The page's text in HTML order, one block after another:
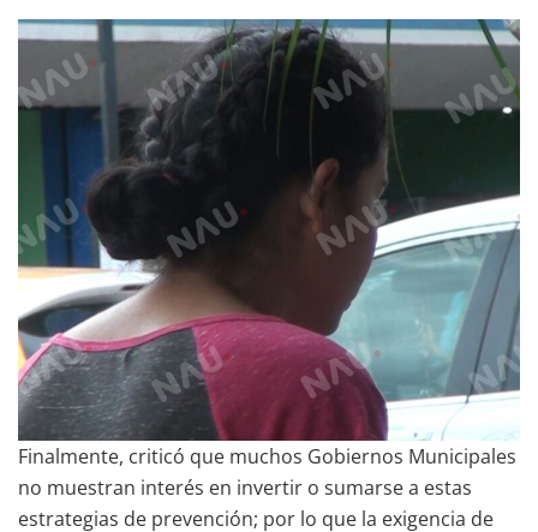
Finalmente, criticó que muchos Gobiernos Municipales
no muestran interés en invertir o sumarse a estas
estrategias de prevención; por lo que la exigencia de